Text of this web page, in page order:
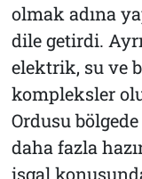
olmak adına
dile getirdi.
elektrik, su ve
kompleksler
Ordusu
daha fazla
işgal